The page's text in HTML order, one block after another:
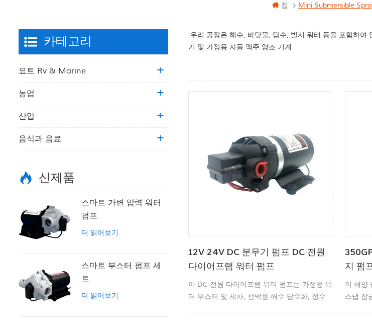
집 Mini Submersible
우리 공장은 해수, 바닷물, 담수, 빌지 워터 등을 포함하
기 및 가정용 자동 맥주 양조 기계.
12V 24V DC 분무기 펌프 DC 전원
다이어프램 워터 펌프
이 DC 전원 다이어프램 워터 펌프는 가정용 워
터 부스터 및 세차, 선박용 해수 담수화, 정수
지 펌
이 해양
스냅 잠
카테고리
요트 Rv & Marine
농업
산업
음식과 음료
신제품
스마트 가변 압력 워터
펌프
더 읽어보기
스마트 부스터 펌프 세
트
더 읽어보기